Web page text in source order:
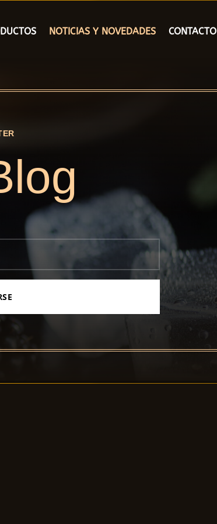
NOTICIAS Y NOVEDADES CONTACTO